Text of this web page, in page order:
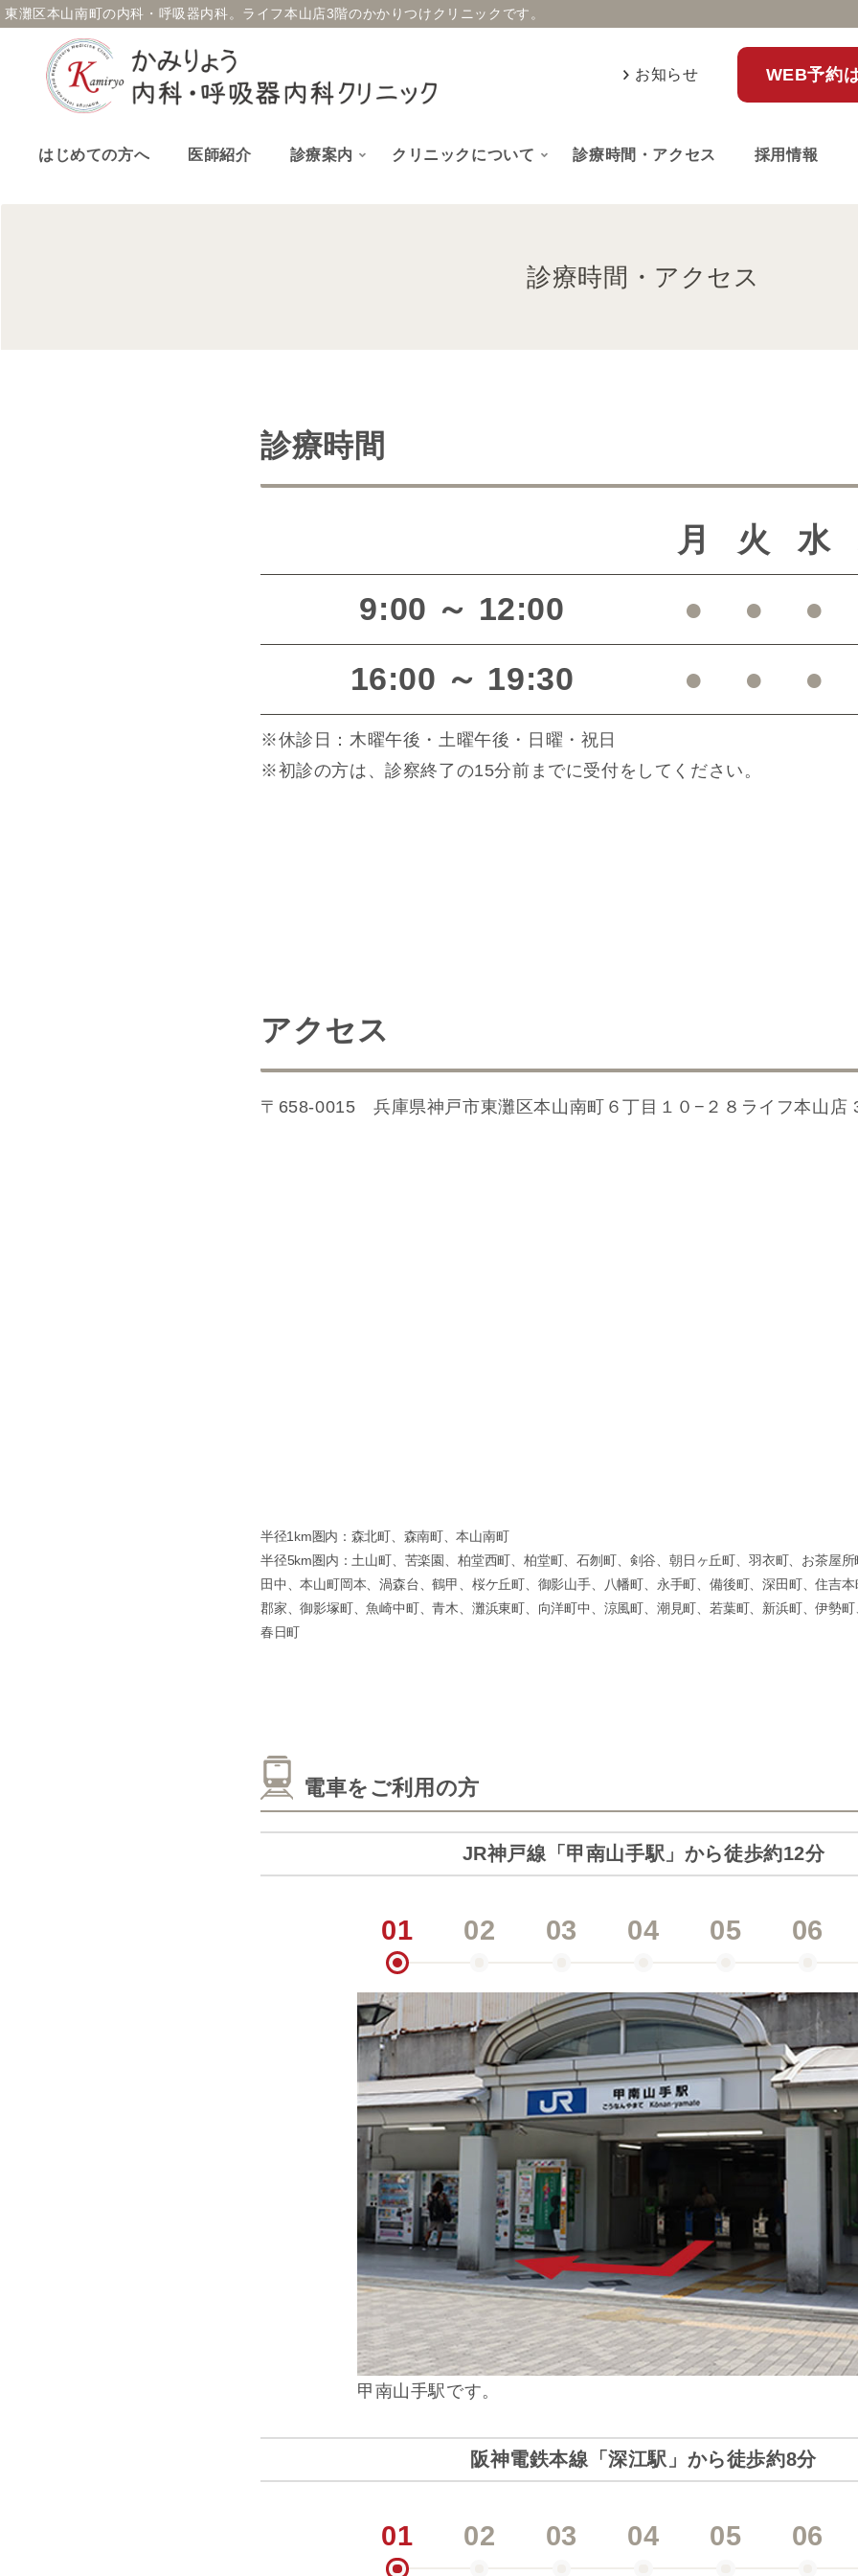
東灘区本山南町の内科・呼吸器内科。 ライフ本山店3階のかかりつけクリニックです。
お知らせ WEB予約
はじめての方へ 医師紹介 診療案内 クリニックについて 診療時間・アクセス 採用情報
診療時間・アクセス
診療時間
月 火
水
9:00 ～ 12:00
● ●
●
16:00 ～ 19:30
● ● ●
※休診日：木曜午後・土曜午後・日曜・祝日
※初診の方は、診察終了の15分前までに受付をしてください。
アクセス
〒658-0015 兵庫県神戸市東灘区本山南町６丁目１０−２８ ライフ本山店
半径1km圏内：森北町、森南町、本山南町
半径5km圏内：土山町、苦楽園、柏堂西町、柏堂町、石刎町、剣谷、朝日ヶ丘町、羽衣町、お茶屋
田中、本山町岡本、渦森台、鶴甲、桜ケ丘町、御影山手、八幡町、永手町、備後町、深田町、住吉
郡家、御影塚町、魚崎中町、青木、灘浜東町、向洋町中、涼風町、潮見町、若葉町、新浜町、伊勢
春日町
電車をご利用の方
JR神戸線「甲南山手駅」から徒歩約12分
01 02 03 04 05 06
甲南山手駅です。
阪神電鉄本線「深江駅」から徒歩約8分
01 02 03 04 05 06